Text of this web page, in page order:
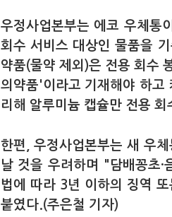
우정사업본부는 에코 우체통
회수 서비스 대상인 물품을
약품(물약 제외)은 전용 회수
의약품'이라고 기재해야 하고
리해 알루미늄 캡슐만 전용
한편, 우정사업본부는 새 우
날 것을 우려하며 "담배꽁초
법에 따라 3년 이하의 징역
붙였다.(주은철 기자)